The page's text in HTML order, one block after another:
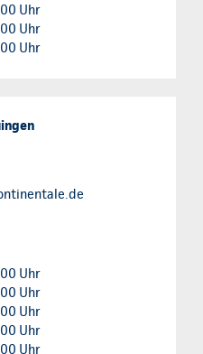
Uhr
Uhr
Uhr
Uhr
Uhr
Uhr
Uhr
Uhr